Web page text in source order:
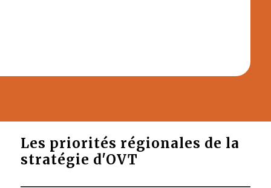
Les priorités régionales de la
stratégie d'OVT